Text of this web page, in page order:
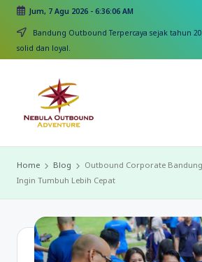
Skip
content
Jum, 7 Agu 2026- 6:36:06 AM
Bandung Outbound Terpercaya sejak tahun
solid dan loyal.
Home Blog
Outbound Corporate
Ingin Tumbuh Lebih Cepat